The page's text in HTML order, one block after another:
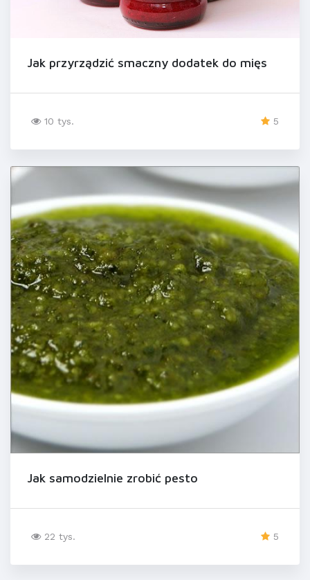
Jak przyrządzić smaczny dodatek do mięs
10 tys. 5
Jak samodzielnie zrobić pesto
22 tys. 5